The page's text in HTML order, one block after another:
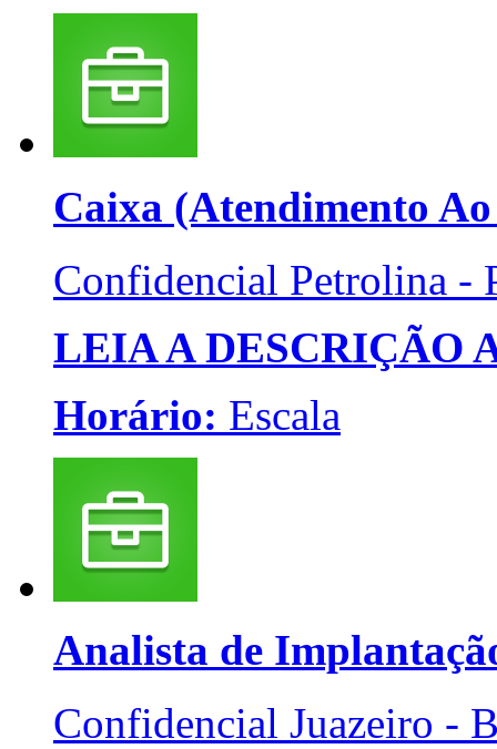
Caixa (Atendimento
Confidencial Petrolina -
LEIA A DESCRIÇÃO
Horário: Escala
Analista de
Confidencial Juazeiro -